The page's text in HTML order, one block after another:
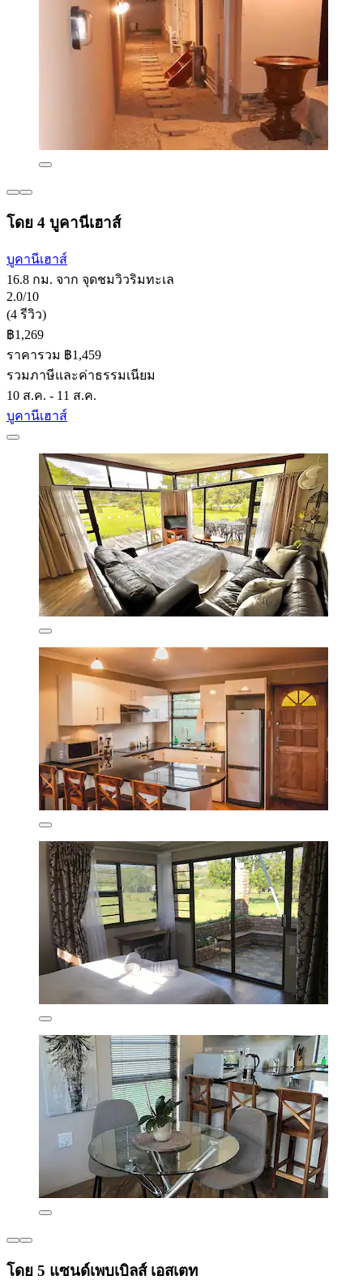
โดย 4 บูคานีเฮาส์
บูคานีเฮาส์
16.8 กม. จาก จุดชมวิวริมทะเล
2.0/10
(4 รีวิว)
฿1,269
ราคารวม ฿1,459
รวมภาษีและค่าธรรมเนียม
10 ส.ค. - 11 ส.ค.
บูคานีเฮาส์
โดย 5 แซนด์เพบเบิลส์ เอสเตท